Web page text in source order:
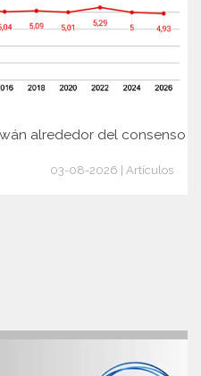
alrededor del consenso
03-08-2026 | Artículos